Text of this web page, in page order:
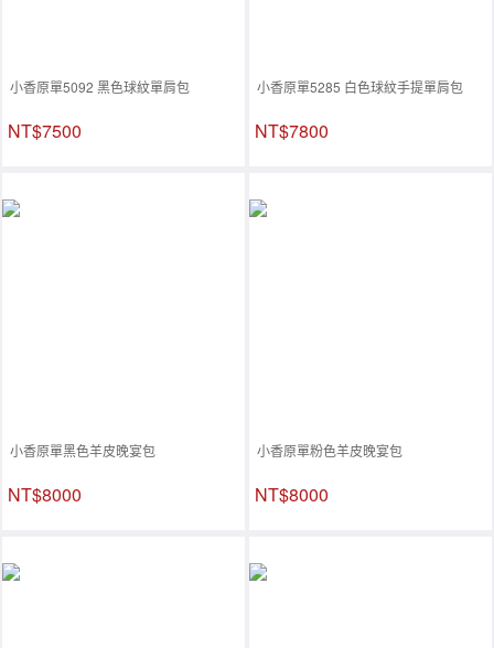
小香原單5092 黑色球紋單肩包
NT$7500
小香原單5285 白色球紋手提單肩包
NT$7800
小香原單黑色羊皮晚宴包
NT$8000
小香原單粉色羊皮晚宴包
NT$8000